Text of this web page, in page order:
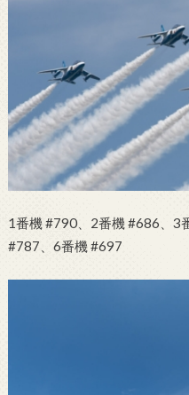
1番機 #790、2番機 #686、3
#787、6番機 #697